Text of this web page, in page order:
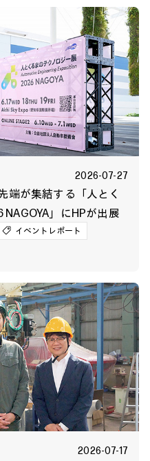
2026-07-27
端が集結する「人とく
」にHPが出展
イベントレポート
2026-07-17